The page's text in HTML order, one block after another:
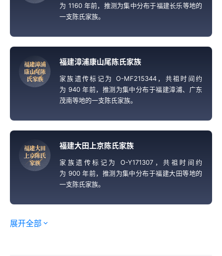
为 1160 年前，推测为集中分布于福建长乐等地的
一支陈氏家族。
福建漳浦
康山尾陈
氏家族
福建漳浦康山尾陈氏家族
家族遗传标记为 O-MF215344，共祖时间约
为 940 年前，推测为集中分布于福建漳浦、广东
茂南等地的一支陈氏家族。
福建大田
上京陈氏
家族
福建大田上京陈氏家族
家族遗传标记为 O-Y171307，共祖时间约
为 900 年前，推测为集中分布于福建大田等地的
一支陈氏家族。
展开全部